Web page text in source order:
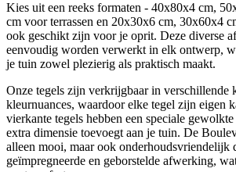
Kies uit een reeks formaten - 40x80x4 cm,
cm voor terrassen en 20x30x6 cm, 30x60x4
ook geschikt zijn voor je oprit. Deze diverse
eenvoudig worden verwerkt in elk ontwerp,
je tuin zowel plezierig als praktisch maakt.
Onze tegels zijn verkrijgbaar in verschillende
kleurnuances, waardoor elke tegel zijn eigen
vierkante tegels hebben een speciale
extra dimensie toevoegt aan je tuin. De
alleen mooi, maar ook onderhoudsvriendelijk
geïmpregneerde en geborstelde afwerking,